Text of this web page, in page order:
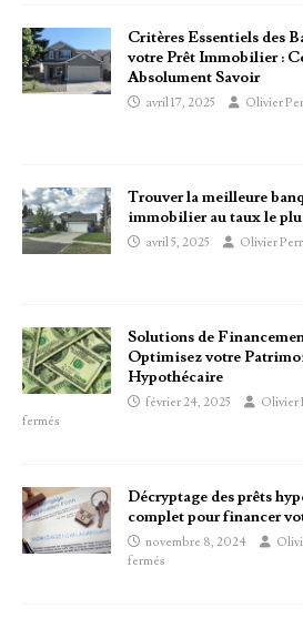
Critères Essentiels des
votre Prêt Immobilier :
Absolument Savoir
avril 17, 2025 Olivier
Trouver la meilleure
immobilier au taux le
avril 5, 2025 Olivier
Solutions de
Optimisez votre
Hypothécaire
février 24, 2025 Olivier
fermés
Décryptage des prêts
complet pour financer
novembre 8, 2024
fermés